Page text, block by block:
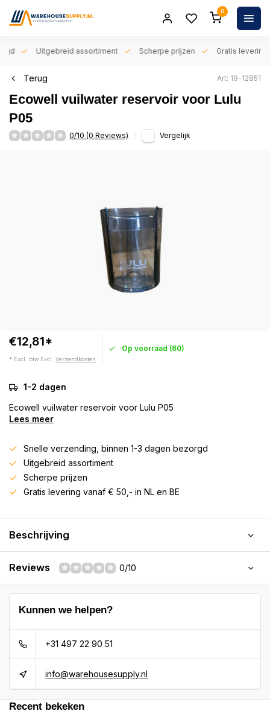
0
Uitgebreid assortiment Scherpe prijzen Gratis levering
Terug Art: 19-12851
Ecowell vuilwater reservoir voor Lulu
P05
0/10 (0 Reviews) Vergelijk
€12,81*
* Excl. btw Excl. Verzendkosten
Op voorraad (60)
1-2 dagen
Ecowell vuilwater reservoir voor Lulu P05
Lees meer
Snelle verzending, binnen 1-3 dagen bezorgd
Uitgebreid assortiment
Scherpe prijzen
Gratis levering vanaf € 50,- in NL en BE
Beschrijving
Reviews 0/10
Kunnen we helpen?
+31 497 22 90 51
info@warehousesupply.nl
Recent bekeken